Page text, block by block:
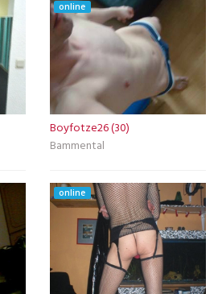
online
Boyfotze26 (30)
Bammental
online